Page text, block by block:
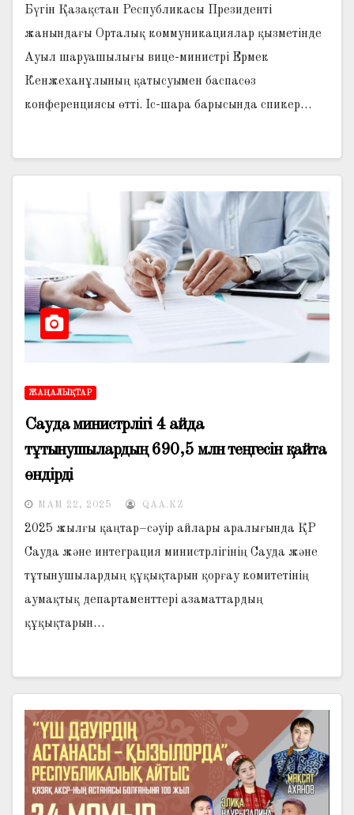
Бүгін Қазақстан Республикасы Президенті
жанындағы Орталық коммуникациялар қызметінде
Ауыл шаруашылығы вице-министрі Ермек
Кенжеханұлының қатысуымен баспасөз
конференциясы өтті. Іс-шара барысында спикер…
ЖАҢАЛЫҚТАР
Сауда министрлігі 4 айда
тұтынушылардың 690,5 млн теңгесін қайта
өндірді
МАМ 22, 2025 QAA.KZ
2025 жылғы қаңтар–сәуір айлары аралығында ҚР
Сауда және интеграция министрлігінің Сауда және
тұтынушылардың құқықтарын қорғау комитетінің
аумақтық департаменттері азаматтардың
құқықтарын…